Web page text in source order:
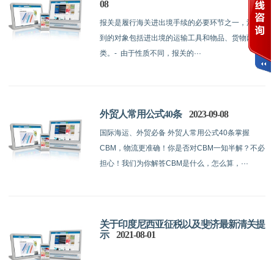
08
报关是履行海关进出境手续的必要环节之一，涉及
到的对象包括进出境的运输工具和物品、货物两大
类。- 由于性质不同，报关的···
外贸人常用公式40条2023-09-08
国际海运、外贸必备 外贸人常用公式40条掌握
CBM，物流更准确！你是否对CBM一知半解？不必
担心！我们为你解答CBM是什么，怎么算，···
关于印度尼西亚征税以及斐济最新清关提
示2021-08-01